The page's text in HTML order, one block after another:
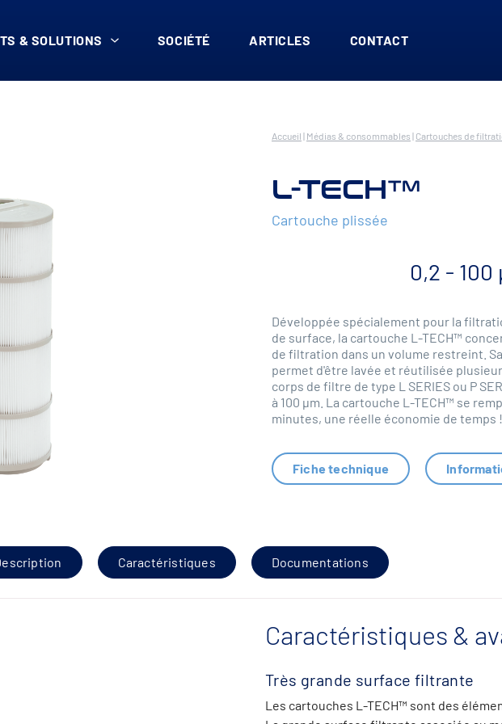
& SOLUTIONS SOCIÉTÉ ARTICLES CONTACT
Accueil | Médias & consommables | Cartouches de
L-TECH™
Cartouche plissée
0,2 - 100
Développée spécialement pour la
de surface, la cartouche L-TECH™
de filtration dans un volume restreint.
permet d'être lavée et réutilisée
corps de filtre de type L SERIES ou P
à 100 µm. La cartouche L-TECH™ se
minutes, une réelle économie de temps !
Fiche technique
Caractéristiques Documentations
Caractéristiques &
Très grande surface filtrante
Les cartouches L-TECH™ sont des